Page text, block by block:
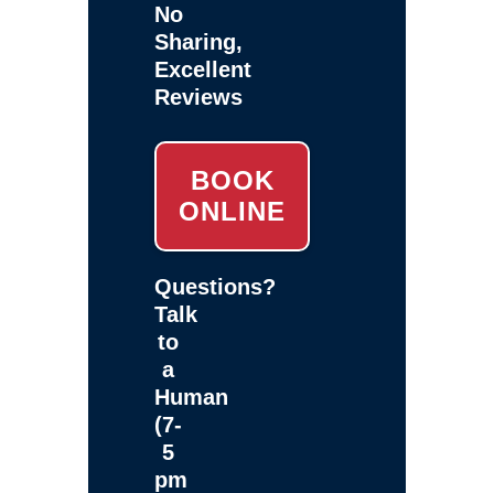
No
Sharing,
Excellent
Reviews
BOOK
ONLINE
Questions?
Talk
to
a
Human
(7-
5
pm